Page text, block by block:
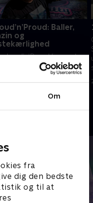
Om
fra
dig den bedste
og til at
Baller,
og
Loud’n’Proud ligner et
værste mareridt,
bag dækrøg og energidrik
sig et usædvanligt
og et ønske om at
2023 • 7 min